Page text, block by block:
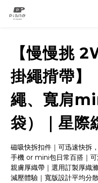
【慢慢挑
掛繩揹帶】
繩、寬肩
袋）｜星際
磁吸快拆扣件｜可迅速快拆
手機 or mini包日常百搭｜可
親膚厚織帶｜選用訂製厚織
減壓體驗｜寬版設計平均分